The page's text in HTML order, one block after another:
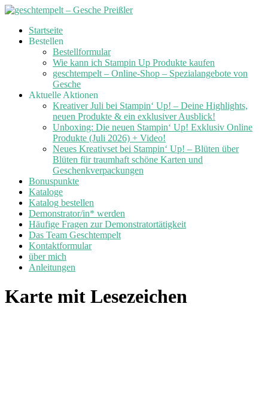
Skip
Startseite
Bestellen
Bestellformular
Wie kann ich Stampin Up Produkte kaufen
geschtempelt – Online-Shop – Spezialangebote von
Gesche
Aktuelle Aktionen
Kreativer Juli bei Stampin‘ Up! – Deine Highlights,
neuen Produkte & ein exklusiver Ausblick!
Unboxing: Die neuen Stampin‘ Up! Exklusiv Online
Produkte (Juli 2026) + Video!
Neues Kreativset bei Stampin‘ Up! – Blüten über
Blüten für traumhaft schöne Karten und
Geschenkverpackungen
Bonuspunkte
Kataloge
Katalog bestellen
Demonstrator/in* werden
Häufige Fragen zur Demonstratortätigkeit
Das Team Geschtempelt
Kontaktformular
über mich
Anleitungen
Karte mit Lesezeichen